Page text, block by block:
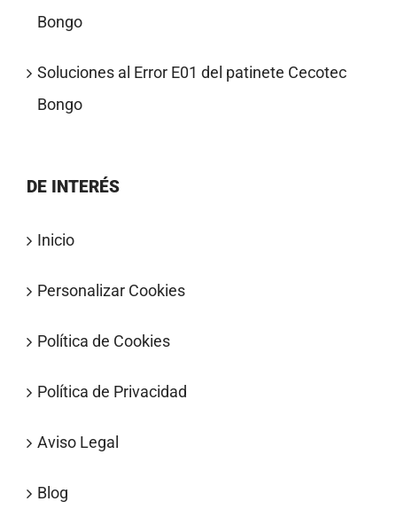
Bongo
Soluciones al Error E01 del patinete Cecotec
Bongo
DE INTERÉS
Inicio
Personalizar Cookies
Política de Cookies
Política de Privacidad
Aviso Legal
Blog